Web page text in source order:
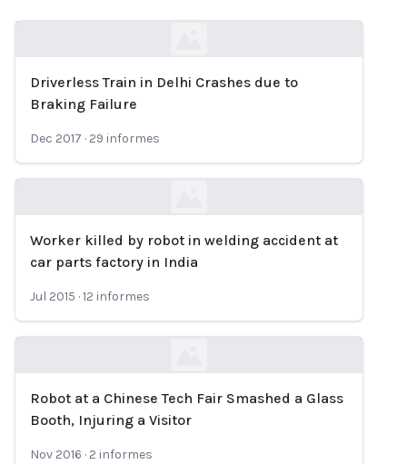
Loading...
Driverless Train in Delhi Crashes due to
Braking Failure
Dec 2017 · 29 informes
Worker killed by robot in welding accident at
car parts factory in India
Jul 2015 ·12 informes
Loading...
Robot at a Chinese Tech Fair Smashed a Glass
Booth, Injuring a Visitor
Nov 2016 · 2 informes